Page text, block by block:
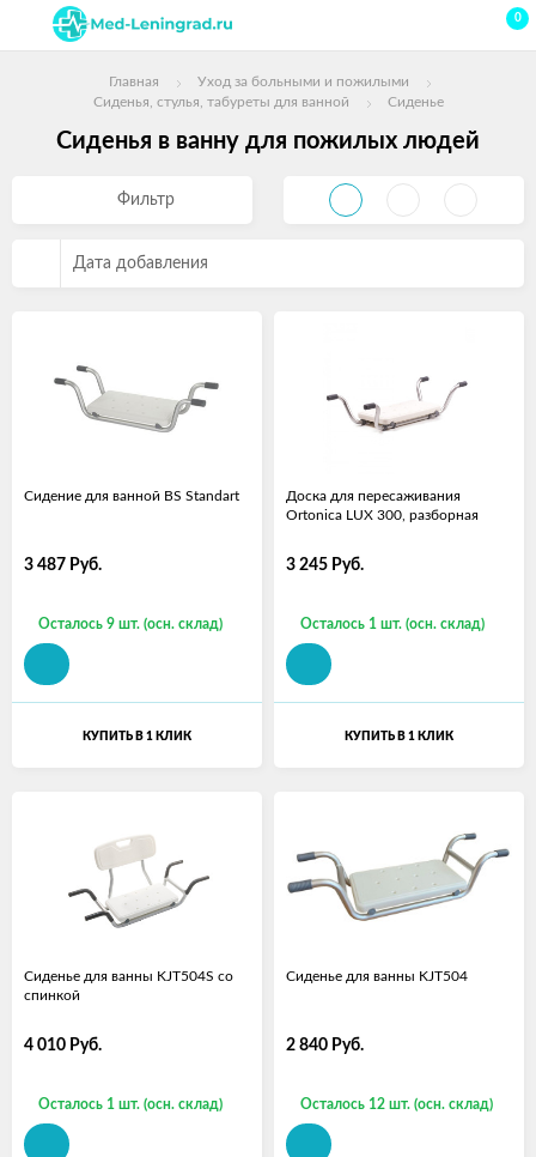
0
Главная
Уход за больными и пожилыми
Сиденья, стулья, табуреты для ванной
Сиденье
Сиденья в ванну для пожилых людей
Фильтр
Дата добавления
Сидение для ванной BS Standart
3 487 Руб.
Осталось 9 шт. (осн. склад)
КУПИТЬ В 1 КЛИК
​​Доска для пересаживания
Ortonica LUX 300, разборная
3 245 Руб.
Осталось 1 шт. (осн. склад)
КУПИТЬ В 1 КЛИК
Cиденье для ванны KJT504S со
спинкой
4 010 Руб.
Осталось 1 шт. (осн. склад)
Cиденье для ванны KJT504
2 840 Руб.
Осталось 12 шт. (осн. склад)